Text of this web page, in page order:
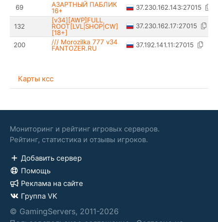
69
АЗАРТНЫЙ ПАБЛИК
16+
37.230.162.143:27015
132
[v34][AWP]FULL
ROOT[LVL|SНОР|CW]
[18+]
37.230.162.17:27015
200
/// Morozilka 777 v34
FANTOZER.RU
37.192.141.11:27015
Карты ксс
Мониторинг и рейтинг игровых серверов.
Рейтинг, статистика и отзывы игроков.
Добавить сервер
Помощь
Реклама на сайте
Группа VK
© GamingServers, 2011-2026